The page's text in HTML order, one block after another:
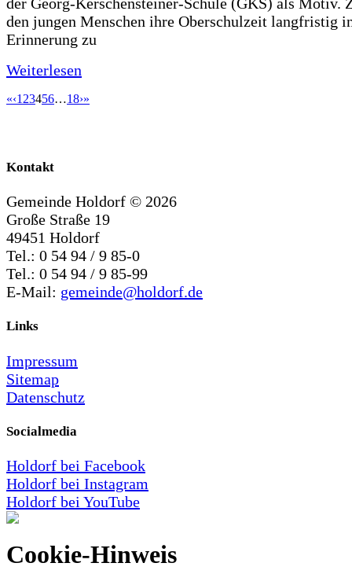
den jungen Menschen ihre Oberschulzeit langfristig
Erinnerung zu
Weiterlesen
«‹1 23456…18›»
Kontakt
Gemeinde Holdorf © 2026
Große Straße 19
49451 Holdorf
Tel.: 0 54 94 / 9 85-0
Tel.: 0 54 94 / 9 85-99
E-Mail: gemeinde@holdorf.de
Links
Impressum
Sitemap
Datenschutz
Socialmedia
Holdorf bei Facebook
Holdorf bei Instagram
Holdorf bei YouTube
Cookie-Hinweis